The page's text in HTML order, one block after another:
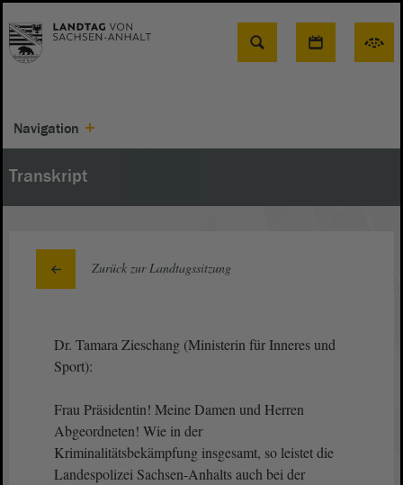
Suche
Navigation
Transkript
Zurück zur Landtagssitzung
Dr. Tamara Zieschang (Ministerin für Inneres und
Sport):
Frau Präsidentin! Meine Damen und Herren
Abgeordneten! Wie in der
Kriminalitätsbekämpfung insgesamt, so leistet die
Landespolizei Sachsen-Anhalts auch bei der